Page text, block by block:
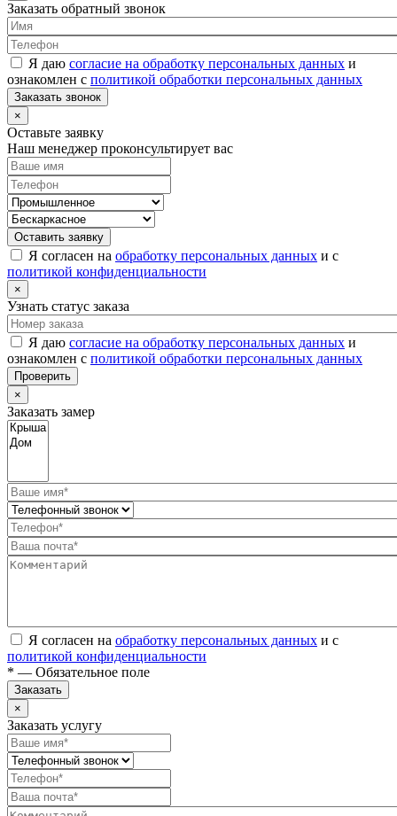
Заказать обратный звонок
Я даю согласие на обработку персональных данных и
ознакомлен с политикой обработки персональных данных
Заказать звонок
×
Оставьте заявку
Наш менеджер проконсультирует вас
Оставить заявку
Я согласен на обработку персональных данных и с
политикой конфиденциальности
×
Узнать статус заказа
Я даю согласие на обработку персональных данных и
ознакомлен с политикой обработки персональных данных
Проверить
×
Заказать замер
Я согласен на обработку персональных данных и с
политикой конфиденциальности
* — Обязательное поле
Заказать
×
Заказать услугу